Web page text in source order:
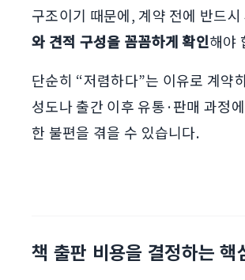
구조이기 때문에, 계약 전에 반드시
와 견적 구성을 꼼꼼하게 확인해야
단순히 “저렴하다”는 이유로 계약
성도나 출간 이후 유통·판매 과정
한 불편을 겪을 수 있습니다.
책 출판 비용을 결정하는 핵